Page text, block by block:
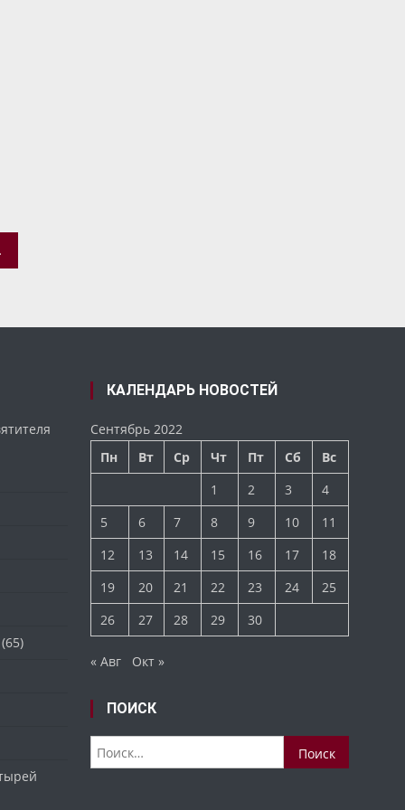
КАЛЕНДАРЬ НОВОСТЕЙ
Сентябрь 2022
Пн
Вт Ср Чт Пт Сб
Вс
1
2 3
4
5
6 7 8 9 10
11
12
13 14 15 16 17
18
19
20 21 22 23 24
25
26
27 28 29 30
« Авг Окт »
ПОИСК
Найти: